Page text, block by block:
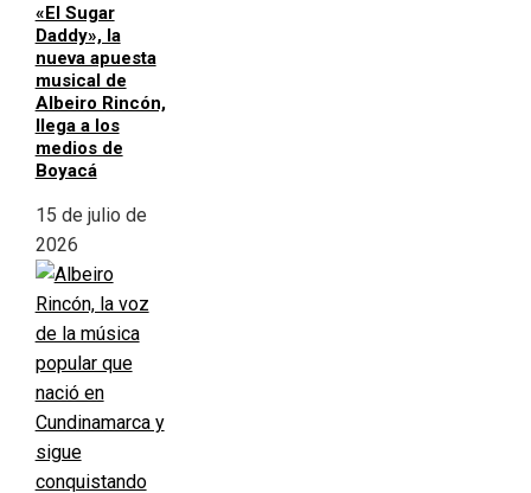
«El Sugar
Daddy», la
nueva apuesta
musical de
Albeiro Rincón,
llega a los
medios de
Boyacá
15 de julio de
2026